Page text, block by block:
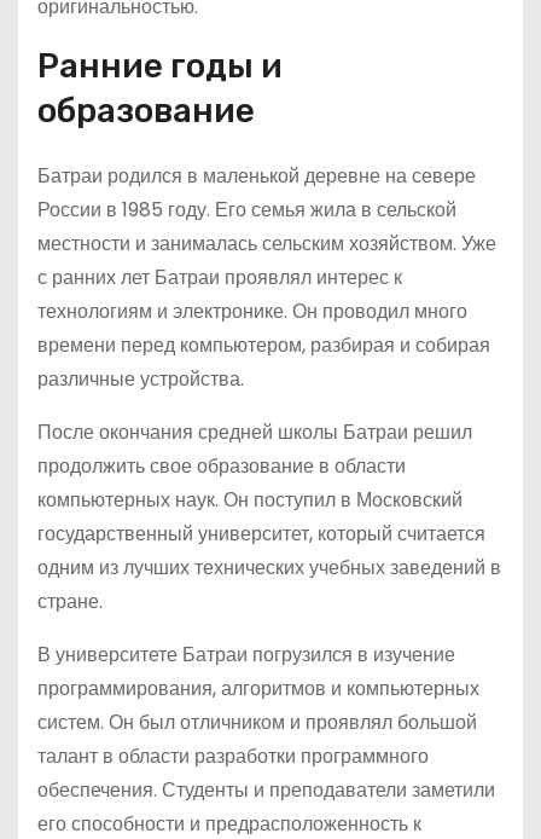
оригинальностью.
Ранние годы и
образование
Батраи родился в маленькой деревне на севере
России в 1985 году. Его семья жила в сельской
местности и занималась сельским хозяйством. Уже
с ранних лет Батраи проявлял интерес к
технологиям и электронике. Он проводил много
времени перед компьютером, разбирая и собирая
различные устройства.
После окончания средней школы Батраи решил
продолжить свое образование в области
компьютерных наук. Он поступил в Московский
государственный университет, который считается
одним из лучших технических учебных заведений в
стране.
В университете Батраи погрузился в изучение
программирования, алгоритмов и компьютерных
систем. Он был отличником и проявлял большой
талант в области разработки программного
обеспечения. Студенты и преподаватели заметили
его способности и предрасположенность к